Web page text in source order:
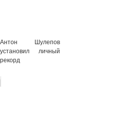
Антон Шулепов
установил личный
рекорд